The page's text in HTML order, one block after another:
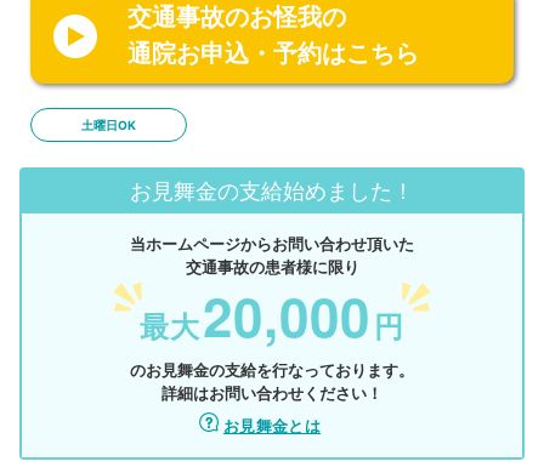
交通事故のお怪我の
通院お申込・予約はこちら
土曜日OK
お見舞金の支給始めました！
当ホームページからお問い合わせ頂いた
交通事故の患者様に限り
最大20,000 円
のお見舞金の支給を行なっております。
詳細はお問い合わせください！
お見舞金とは